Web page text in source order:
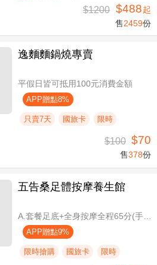
$1200 $488起
售2459份
逸麵麵鍋燒專賣
平假日皆可抵用100元消費金額
APP贈點8%
只賣7天 國旅卡 限時
$100 $70
售378份
五告桑足體按摩養生館
APP贈點9%
限時搶購 國旅卡 限時